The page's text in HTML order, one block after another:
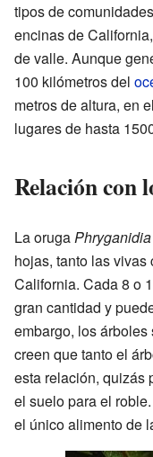
tipos de
encinas de
de valle. Aunque
100 kilómetros del
metros de altura, en
lugares de hasta
Relación con
La oruga
hojas, tanto las
California. Cada 8 o
gran cantidad y
embargo, los
creen que tanto el
esta relación, quizás
el suelo para el
el único alimento de